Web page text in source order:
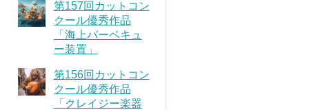
第157回カットコン
クール優秀作品
「海上バーベキュ
ー装置」
第156回カットコン
クール優秀作品
「クレイジー楽器